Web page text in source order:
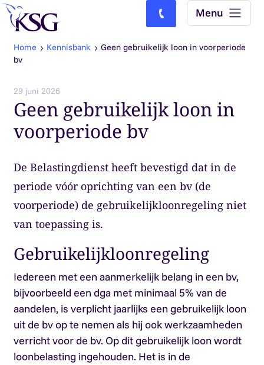
Skip to content
Bel ons: (0)77-4740000
Menu
Home Kennisbank
Geen gebruikelijk loon in voorperiode
bv
29 juni 2026
Geen gebruikelijk loon in
voorperiode bv
De Belastingdienst heeft bevestigd dat in de
periode vóór oprichting van een bv (de
voorperiode) de gebruikelijkloonregeling niet
van toepassing is.
Gebruikelijkloonregeling
Iedereen met een aanmerkelijk belang in een bv,
bijvoorbeeld een dga met minimaal 5% van de
aandelen, is verplicht jaarlijks een gebruikelijk loon
uit de bv op te nemen als hij ook werkzaamheden
verricht voor de bv. Op dit gebruikelijk loon wordt
loonbelasting ingehouden. Het is in de